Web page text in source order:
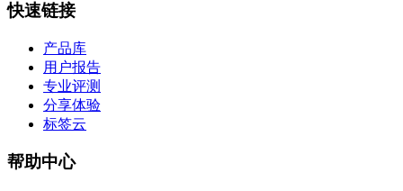
快速链接
产品库
用户报告
专业评测
分享体验
标签云
帮助中心